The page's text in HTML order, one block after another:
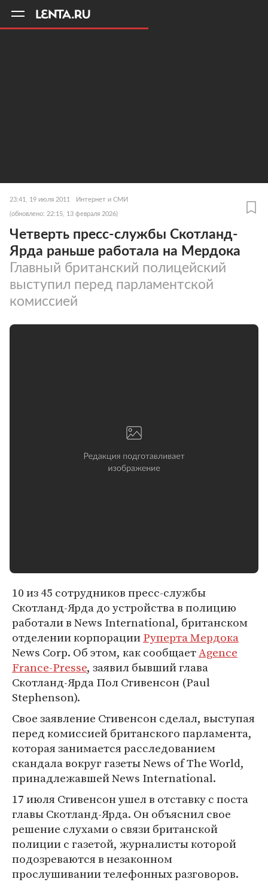
23:41, 19 июля 2011 Интернет и СМИ
(обновлено: 22:15, 13 февраля 2026)
Четверть пресс-службы Скотланд-
Ярда раньше работала на Мердока
Главный британский полицейский
выступил перед парламентской
комиссией
10 из 45 сотрудников пресс-службы
Скотланд-Ярда до устройства в полицию
работали в News International, британском
отделении корпорацииРуперта Мердока
News Corp. Об этом, как сообщаетAgence
France-Presse, заявил бывший глава
Скотланд-Ярда Пол Стивенсон (Paul
Stephenson).
Свое заявление Стивенсон сделал, выступая
перед комиссией британского парламента,
которая занимается расследованием
скандала вокруг газеты News of The World,
принадлежавшей News International.
17 июля Стивенсон ушел в отставку с поста
главы Скотланд-Ярда. Он объяснил свое
решение слухами о связи британской
полиции с газетой, журналисты которой
подозреваются в незаконном
прослушивании телефонных разговоров.